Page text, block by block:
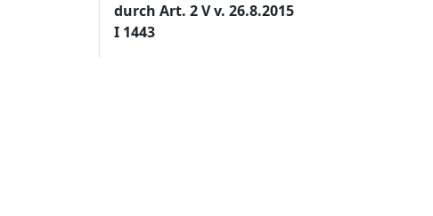
durch Art. 2 V v. 26.8.2015
I 1443